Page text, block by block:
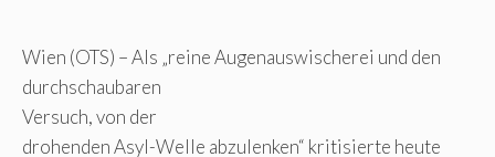
Wien (OTS) – Als „reine Augenauswischerei und den
durchschaubaren
Versuch, von der
drohenden Asyl-Welle abzulenken“ kritisierte heute